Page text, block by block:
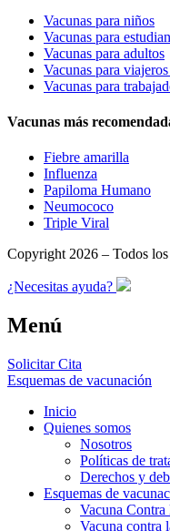
Vacunas para niños
Vacunas para
Vacunas para adultos
Vacunas para
Vacunas para
Vacunas más
Fiebre amarilla
Influenza
Papiloma Humano
Neumococo
Triple Viral
Copyright 2026 – Todos los
¿Necesitas ayuda?
Menú
Solicitar Cita
Esquemas de vacunación
Inicio
Quienes somos
Nosotros
Políticas de
Derechos y
Esquemas de
Vacuna
Vacuna contra